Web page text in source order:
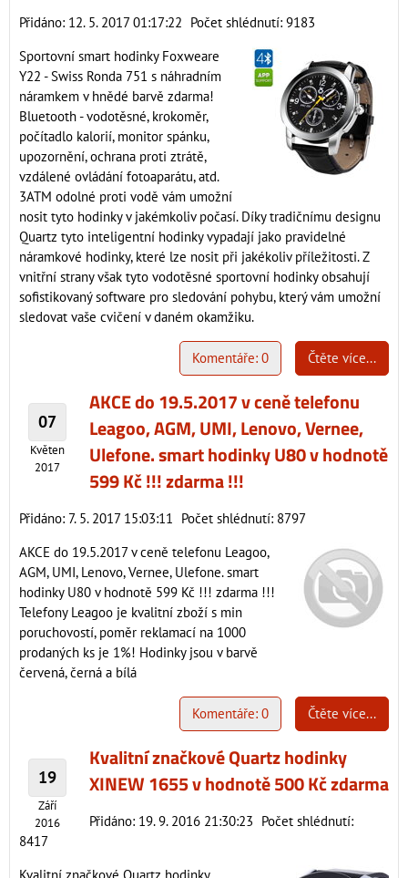
Přidáno: 12. 5. 2017 01:17:22 Počet shlédnutí: 9183
Sportovní smart hodinky Foxweare
Y22 - Swiss Ronda 751 s náhradním
náramkem v hnědé barvě zdarma!
Bluetooth - vodotěsné, krokoměr,
počítadlo kalorií, monitor spánku,
upozornění, ochrana proti ztrátě,
vzdálené ovládání fotoaparátu, atd.
3ATM odolné proti vodě vám umožní
nosit tyto hodinky v jakémkoliv počasí. Díky tradičnímu designu
Quartz tyto inteligentní hodinky vypadají jako pravidelné
náramkové hodinky, které lze nosit při jakékoliv příležitosti. Z
vnitřní strany však tyto vodotěsné sportovní hodinky obsahují
sofistikovaný software pro sledování pohybu, který vám umožní
sledovat vaše cvičení v daném okamžiku.
Čtěte více...
Komentáře: 0
07
Květen
2017
AKCE do 19.5.2017 v ceně telefonu
Leagoo, AGM, UMI, Lenovo, Vernee,
Ulefone. smart hodinky U80 v hodnotě
599 Kč !!! zdarma !!!
Přidáno: 7. 5. 2017 15:03:11 Počet shlédnutí: 8797
AKCE do 19.5.2017 v ceně telefonu Leagoo,
AGM, UMI, Lenovo, Vernee, Ulefone. smart
hodinky U80 v hodnotě 599 Kč !!! zdarma !!!
Telefony Leagoo je kvalitní zboží s min
poruchovostí, poměr reklamací na 1000
prodaných ks je 1%! Hodinky jsou v barvě
červená, černá a bílá
Čtěte více...
Komentáře: 0
19
Září
2016
Kvalitní značkové Quartz hodinky
XINEW 1655 v hodnotě 500 Kč zdarma
Přidáno: 19. 9. 2016 21:30:23 Počet shlédnutí:
8417